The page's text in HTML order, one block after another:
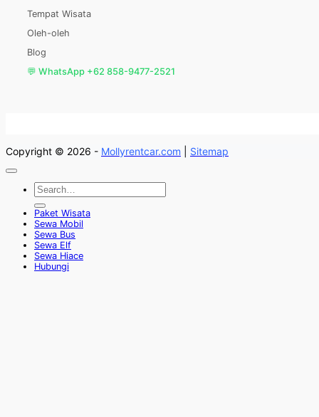
Tempat Wisata
Oleh-oleh
Blog
💬 WhatsApp +62 858-9477-2521
Copyright © 2026 - Mollyrentcar.com Sitemap
Paket Wisata
Sewa Mobil
Sewa Bus
Sewa Elf
Sewa Hiace
Hubungi